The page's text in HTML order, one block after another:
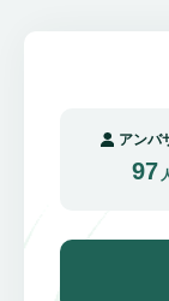
アンバ
97